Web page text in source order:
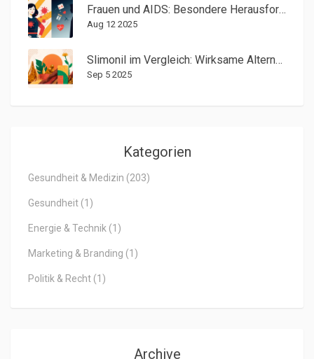
Frauen und AIDS: Besondere Herausforderungen und wirksame Lösungen
Aug 12 2025
Slimonil im Vergleich: Wirksame Alternativen und deren Vor- und Nachteile
Sep 5 2025
Kategorien
Gesundheit & Medizin (203)
Gesundheit (1)
Energie & Technik (1)
Marketing & Branding (1)
Politik & Recht (1)
Archive